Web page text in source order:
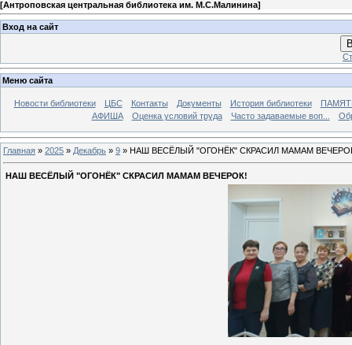
[Антроповская центральная библиотека им. М.С.Малинина]
Вход на сайт
Меню сайта
Новости библиотеки ЦБС Контакты Документы История библиотеки
АФИША
Оценка условий труда Часто задаваемые воп...
Главная » 2025 » Декабрь » 9 » НАШ ВЕСЁЛЫЙ "ОГОНЁК" СКРАСИЛ МАМАМ
НАШ ВЕСЁЛЫЙ "ОГОНЁК" СКРАСИЛ МАМАМ ВЕЧЕРОК!